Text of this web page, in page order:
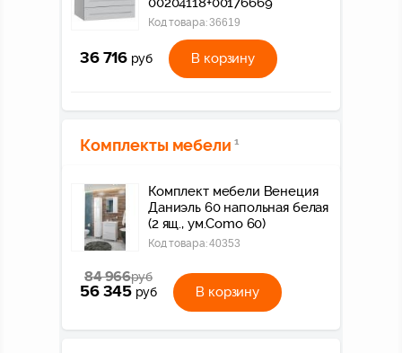
Код товара:36619
36 716 руб В корзину
Комплекты мебели 1
Комплект мебели Венеция
Даниэль 60 напольная белая
(2 ящ., ум.Como 60)
Код товара:40353
84 966руб
56 345 руб В корзину